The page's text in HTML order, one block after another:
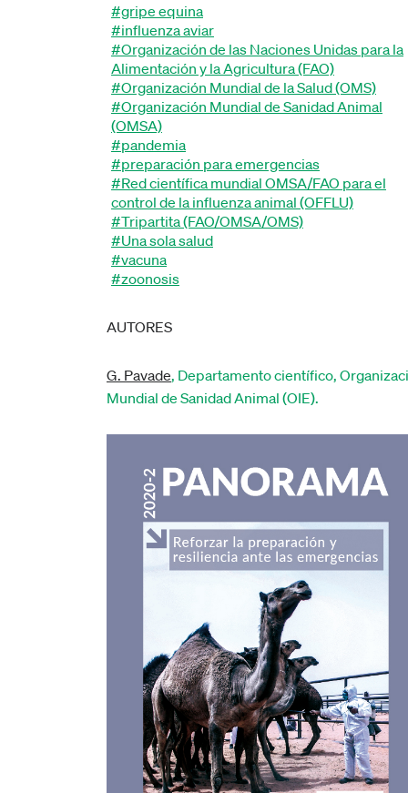
#gripe equina
#influenza aviar
#Organización de las Naciones Unidas para la
Alimentación y la Agricultura (FAO)
#Organización Mundial de la Salud (OMS)
#Organización Mundial de Sanidad Animal
(OMSA)
#pandemia
#preparación para emergencias
#Red científica mundial OMSA/FAO para el
control de la influenza animal (OFFLU)
#Tripartita (FAO/OMSA/OMS)
#Una sola salud
#vacuna
#zoonosis
AUTORES
G. Pavade, Departamento científico,
Mundial de Sanidad Animal (OIE).